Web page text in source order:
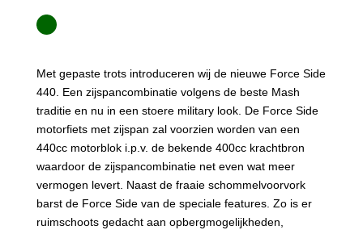
Met gepaste trots introduceren wij de nieuwe Force Side
440. Een zijspancombinatie volgens de beste Mash
traditie en nu in een stoere military look. De Force Side
motorfiets met zijspan zal voorzien worden van een
440cc motorblok i.p.v. de bekende 400cc krachtbron
waardoor de zijspancombinatie net even wat meer
vermogen levert. Naast de fraaie schommelvoorvork
barst de Force Side van de speciale features. Zo is er
ruimschoots gedacht aan opbergmogelijkheden,